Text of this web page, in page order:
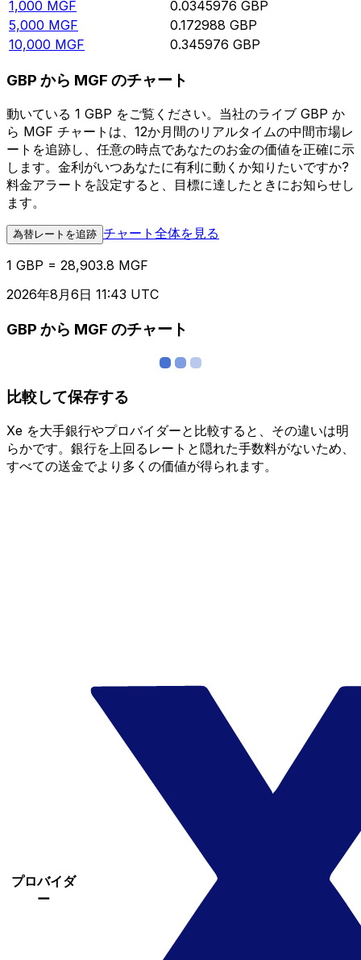
1,000 MGF 0.0345976 GBP
5,000 MGF 0.172988 GBP
10,000 MGF 0.345976 GBP
GBP から MGF のチャート
動いている 1 GBP をご覧ください。当社のライブ GBP か
ら MGF チャートは、12か月間のリアルタイムの中間市場レ
ートを追跡し、任意の時点であなたのお金の価値を正確に示
します。金利がいつあなたに有利に動くか知りたいですか?
料金アラートを設定すると、目標に達したときにお知らせし
ます。
為替レートを追跡 チャート全体を見る
1 GBP = 28,903.8 MGF
2026年8月6日 11:43 UTC
GBP から MGF のチャート
比較して保存する
Xe を大手銀行やプロバイダーと比較すると、その違いは明
らかです。銀行を上回るレートと隠れた手数料がないため、
すべての送金でより多くの価値が得られます。
プロバイダ
ー